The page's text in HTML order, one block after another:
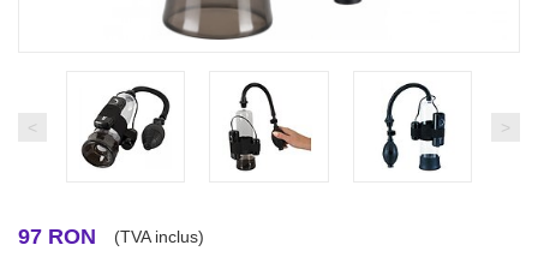
< >
97 RON (TVA inclus)